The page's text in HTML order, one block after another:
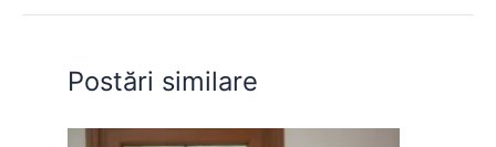
o
o
k
p
p
n
g
er
Postări similare